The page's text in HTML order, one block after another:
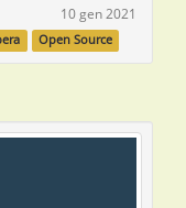
10 gen 2021
Open Source